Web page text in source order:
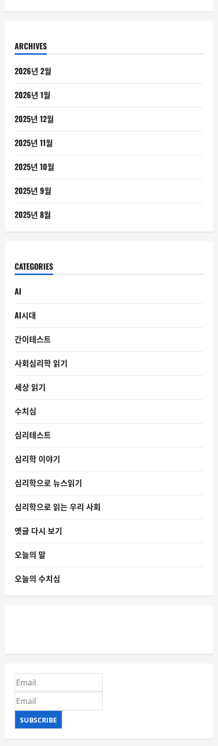
ARCHIVES
2026년 2월
2026년 1월
2025년 12월
2025년 11월
2025년 10월
2025년 9월
2025년 8월
CATEGORIES
AI
AI시대
간이테스트
사회심리학 읽기
세상 읽기
수치심
심리테스트
심리학 이야기
심리학으로 뉴스읽기
심리학으로 읽는 우리 사회
옛글 다시 보기
오늘의 말
오늘의 수치심
SUBSCRIBE